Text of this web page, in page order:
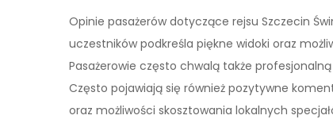
Opinie pasażerów dotyczące rejsu Szczecin
uczestników podkreśla piękne widoki oraz
Pasażerowie często chwalą także
Często pojawiają się również pozytywne
oraz możliwości skosztowania lokalnych